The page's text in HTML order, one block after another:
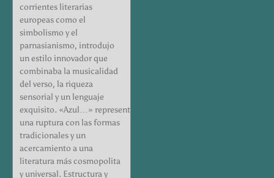
corrientes literarias
europeas como el
simbolismo y el
parnasianismo, introdujo
un estilo innovador que
combinaba la musicalidad
del verso, la riqueza
sensorial y un lenguaje
exquisito. «Azul…» representa
una ruptura con las formas
tradicionales y un
acercamiento a una
literatura más cosmopolita
y universal. Estructura y